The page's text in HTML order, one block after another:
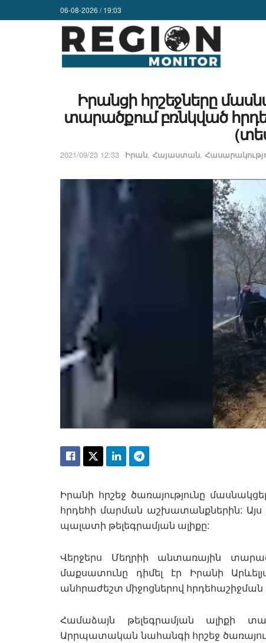
06-08-2026 / 19:03
Իրանցի հրշեջները
տարածքում բռնկված
2021/09/23 12:33 Իրան, Հայաստան,
Իրանի հրշեջ ծառայությունը
հրդեհի մարման աշխատանքներին:
պալատի թելեգրամյան ալիքը:
Վերջերս Մեղրիի անտառային
մաքսատունը դիմել էր Իրանի
անհրաժեշտ միջոցներով
Համաձայն թելեգրամյան ալիքի
Արրպատական նահանգի հրշեջ